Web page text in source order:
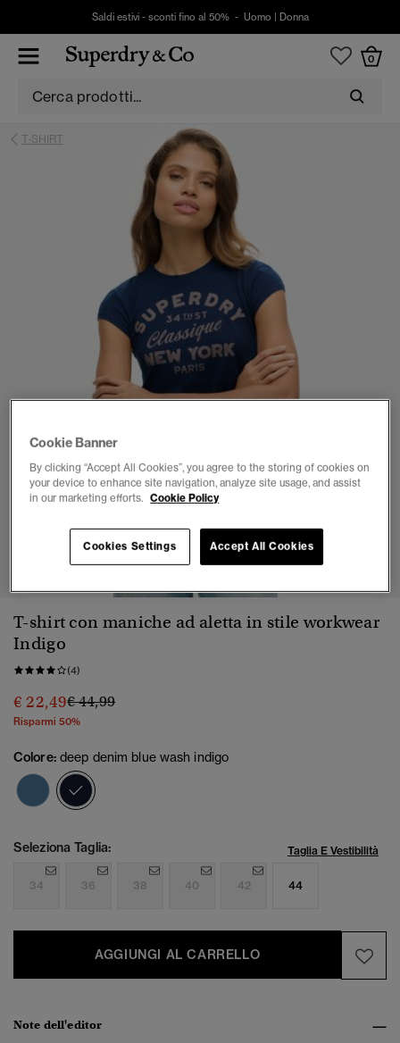
Saldi estivi - sconti fino al 50% - Uomo Donna
0
T-SHIRT
1 2 3 5 6 7
T-shirt con maniche ad aletta in stile workwear
Indigo
(4)
€ 22,49Prezzo ridotto da
€ 44,99a
Risparmi 50%
Colore: deep denim blue wash indigo
Seleziona Taglia: Taglia E Vestibilità
34 36 38 40 42 44
AGGIUNGI AL CARRELLO
Note dell'editor
Cookie Banner
By clicking “Accept All Cookies”, you agree to the storing of cookies on
your device to enhance site navigation, analyze site usage, and assist
in our marketing efforts. Cookie Policy
Cookies Settings Accept All Cookies